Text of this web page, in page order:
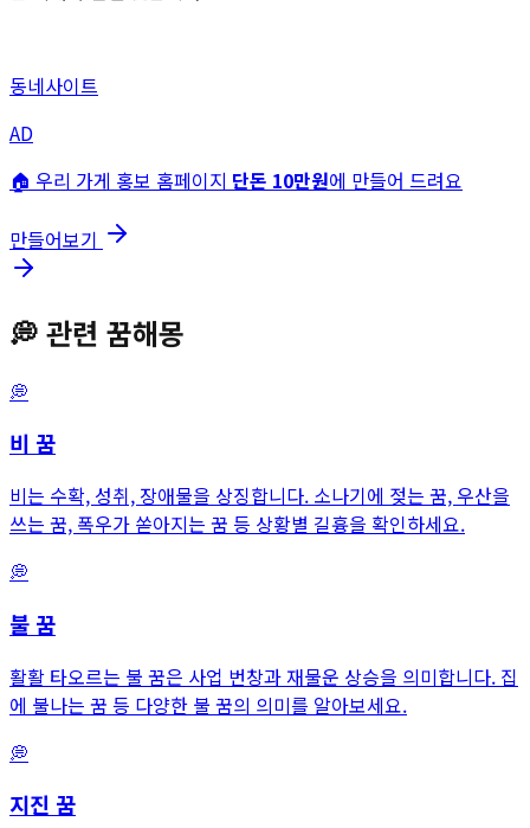
동네사이트
AD
🏠 우리 가게 홍보 홈페이지 단돈 10만원에 만들어 드려요
만들어보기
💭 관련 꿈해몽
💭
비 꿈
비는 수확, 성취, 장애물을 상징합니다. 소나기에 젖는 꿈, 우산을
쓰는 꿈, 폭우가 쏟아지는 꿈 등 상황별 길흉을 확인하세요.
💭
불 꿈
활활 타오르는 불 꿈은 사업 번창과 재물운 상승을 의미합니다. 집
에 불나는 꿈 등 다양한 불 꿈의 의미를 알아보세요.
💭
지진 꿈